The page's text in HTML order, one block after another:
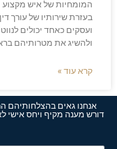
המומחיות של איש מקצוע
בעזרת שירותיו של עורך
ועסקים כאחד יכולים
ולהשיג את מטרותיהם
קרא עוד »
אנחנו גאים בהצלחותיהם
דורש מענה מקיף ויחס אישי